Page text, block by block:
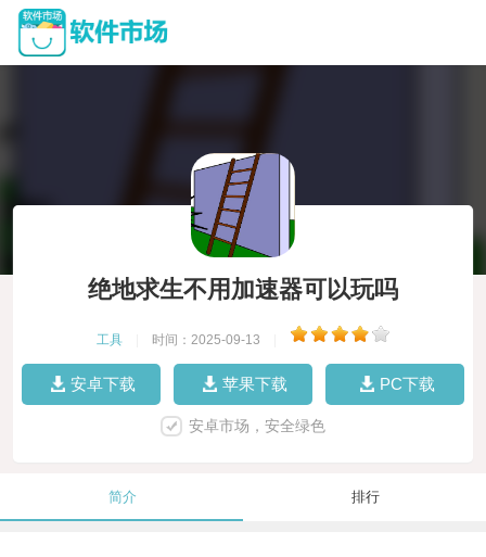
绝地求生不用加速器可以玩吗
工具 时间：2025-09-13
安卓下载 苹果下载 PC下载
安卓市场，安全绿色
简介 排行